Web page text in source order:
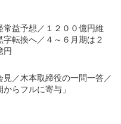
常益予想／１２００億円維
転換へ／４～６月期は２
円
／木本取締役の一問一答／
からフルに寄与」